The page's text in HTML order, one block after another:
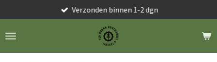
direct
naar
Verzonden binnen 1-2 dgn